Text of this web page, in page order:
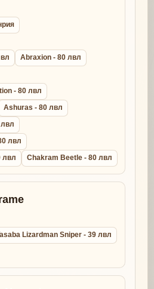
Abraxion - 80 лвл
- 80 лвл
Ashuras - 80 лвл
лвл
лвл
Chakram Beetle - 80 лвл
Lizardman Sniper - 39 лвл